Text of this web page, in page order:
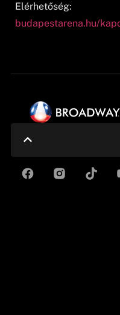
Elérhetőség:
budapestarena.hu/